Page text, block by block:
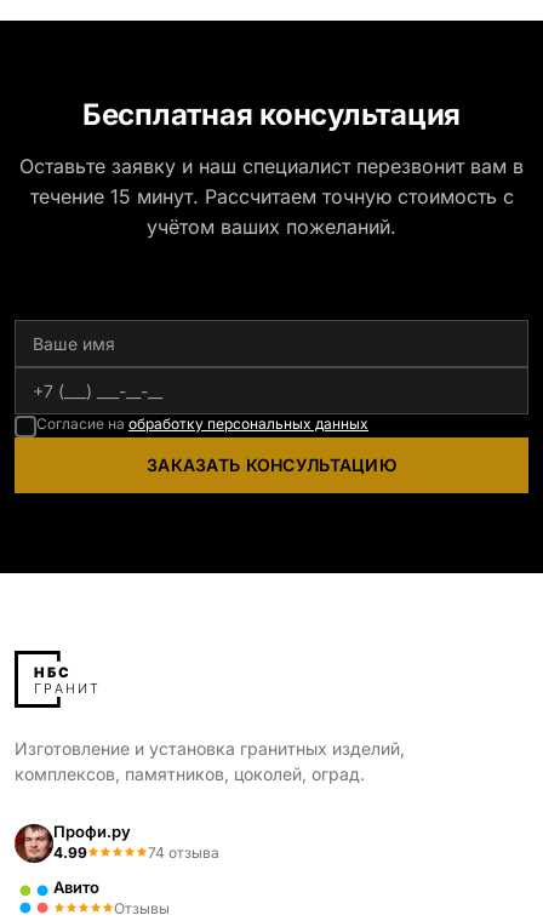
Бесплатная консультация
Оставьте заявку и наш специалист перезвонит вам в
течение 15 минут. Рассчитаем точную стоимость с
учётом ваших пожеланий.
Согласие на обработку персональных данных
ЗАКАЗАТЬ КОНСУЛЬТАЦИЮ
Изготовление и установка гранитных изделий,
комплексов, памятников, цоколей, оград.
Профи.ру
4.99 74 отзыва
Авито
Отзывы